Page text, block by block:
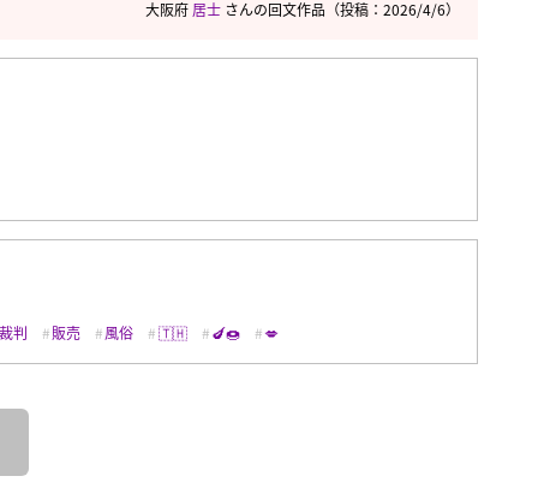
大阪府 居士 さんの回文作品 （投稿：2026/4/6）
裁判 販売 風俗 🇹🇭 🍆🍩 💋